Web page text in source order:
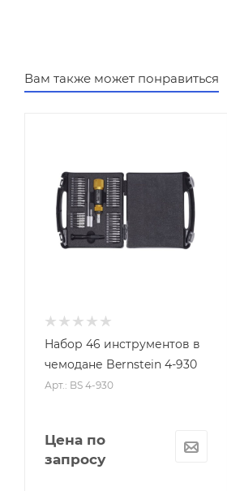
Вам также может понравиться
Набор 46 инструментов в
чемодане Bernstein 4-930
Арт.: BS 4-930
Цена по
запросу